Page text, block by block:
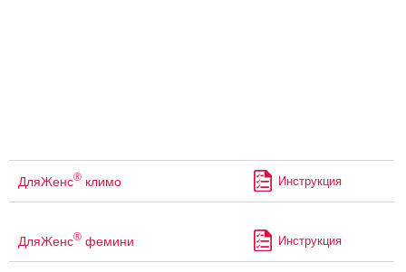
ДляЖенс® климо Инструкция
ДляЖенс® фемини Инструкция